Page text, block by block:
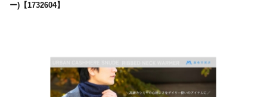
ー)【1732604】